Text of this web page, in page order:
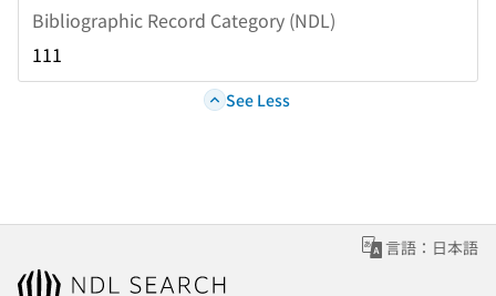
Bibliographic Record Category (NDL)
111
See Less
言語：日本語